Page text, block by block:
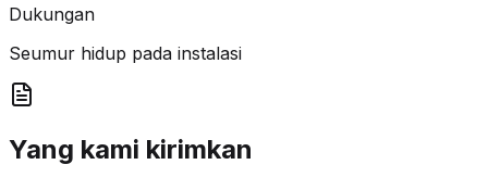
Dukungan
Seumur hidup pada instalasi
Yang kami kirimkan